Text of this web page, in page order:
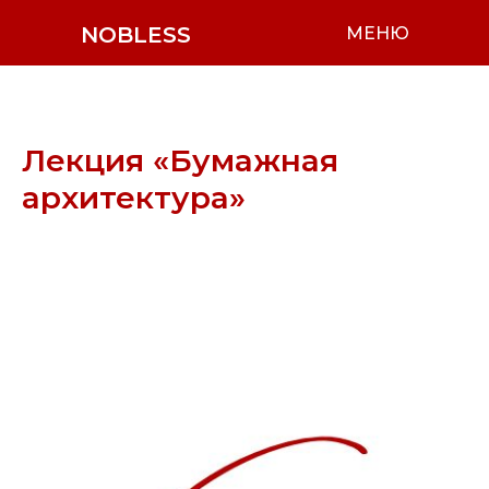
NOBLESS МЕНЮ
Лекция «Бумажная
архитектура»